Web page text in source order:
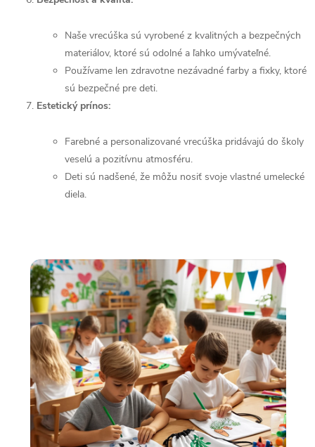
Naše vrecúška sú vyrobené z kvalitných a bezpečných
materiálov, ktoré sú odolné a ľahko umývateľné.
Používame len zdravotne nezávadné farby a fixky, ktoré
sú bezpečné pre deti.
Estetický prínos:
Farebné a personalizované vrecúška pridávajú do školy
veselú a pozitívnu atmosféru.
Deti sú nadšené, že môžu nosiť svoje vlastné umelecké
diela.